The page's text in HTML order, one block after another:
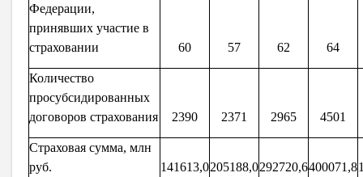
Федерации,
принявших участие в
страховании
60 57 62 64
Количество
просубсидированных
договоров страхования
2390 2371 2965 4501
Страховая сумма, млн
руб.
141613,0205188,0292720,6400071,8